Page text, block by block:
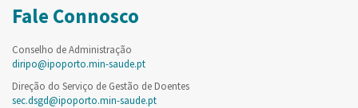
Fale Connosco
Conselho de Administração
diripo@ipoporto.min-saude.pt
Direção do Serviço de Gestão de Doentes
sec.dsgd@ipoporto.min-saude.pt